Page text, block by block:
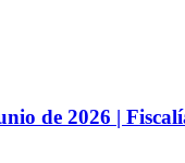
de 2026 |